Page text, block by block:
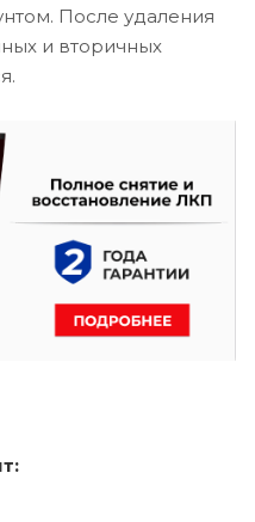
После удаления
и вторичных